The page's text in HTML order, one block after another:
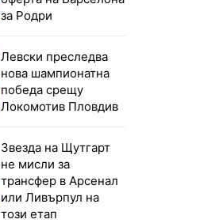
за Родри
Левски преследва
нова шампионатна
победа срещу
Локомотив Пловдив
Звезда на Щутгарт
не мисли за
трансфер в Арсенал
или Ливърпул на
този етап